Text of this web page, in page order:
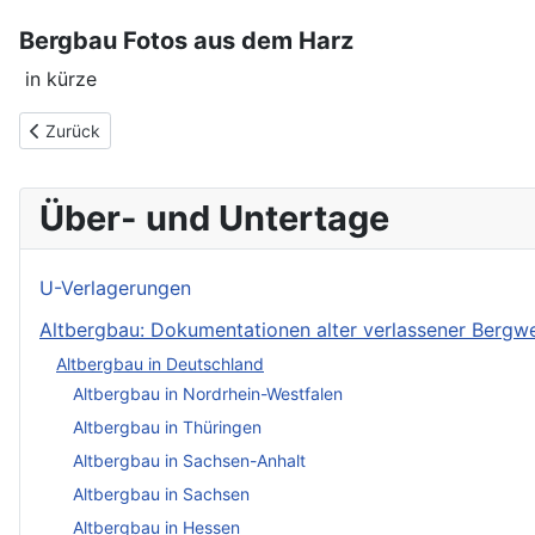
Bergbau Fotos aus dem Harz
in kürze
Vorheriger Beitrag: Oberharzer Wasserregal
Zurück
Über- und Untertage
U-Verlagerungen
Altbergbau: Dokumentationen alter verlassener
Altbergbau in Deutschland
Altbergbau in Nordrhein-Westfalen
Altbergbau in Thüringen
Altbergbau in Sachsen-Anhalt
Altbergbau in Sachsen
Altbergbau in Hessen